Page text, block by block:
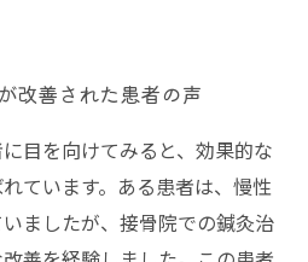
改善された患者の声
目を向けてみると、効果的な
ています。ある患者は、慢性
ましたが、接骨院での鍼灸治